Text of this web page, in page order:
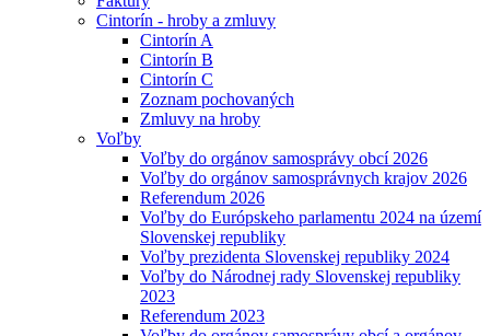
Cintorín - hroby a zmluvy
Cintorín A
Cintorín B
Cintorín C
Zoznam pochovaných
Zmluvy na hroby
Voľby
Voľby do orgánov samosprávy obcí 2026
Voľby do orgánov samosprávnych krajov 2026
Referendum 2026
Voľby do Európskeho parlamentu 2024 na území
Slovenskej republiky
Voľby prezidenta Slovenskej republiky 2024
Voľby do Národnej rady Slovenskej republiky
2023
Referendum 2023